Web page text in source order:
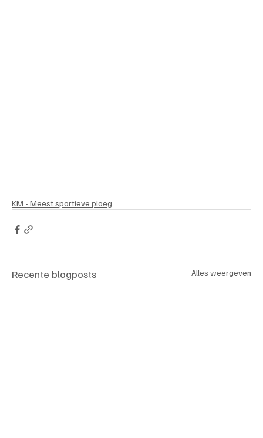
KM - Meest sportieve ploeg
Recente blogposts Alles weergeven